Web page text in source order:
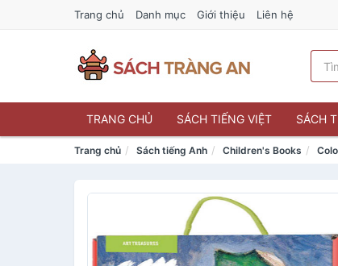
Trang chủ Danh mục Giới thiệu Liên hệ
TRANG CHỦ SÁCH TIẾNG VIỆT SÁCH
Trang chủ Sách tiếng Anh Children's Books